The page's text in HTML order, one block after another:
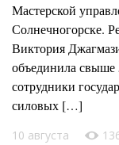
Мастерской
Солнечногорске.
Виктория
объединила свыше
сотрудники
силовых […]
10 августа